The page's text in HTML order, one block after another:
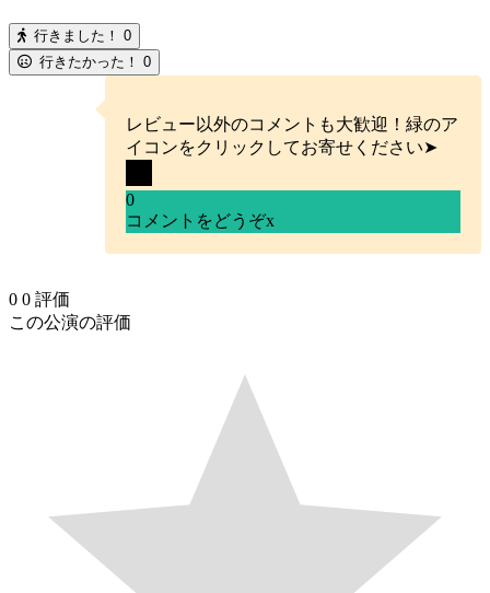
行きました！ 0
行きたかった！ 0
レビュー以外のコメントも大歓迎！緑のア
イコンをクリックしてお寄せください➤
0
コメントをどうぞx
0 0 評価
この公演の評価